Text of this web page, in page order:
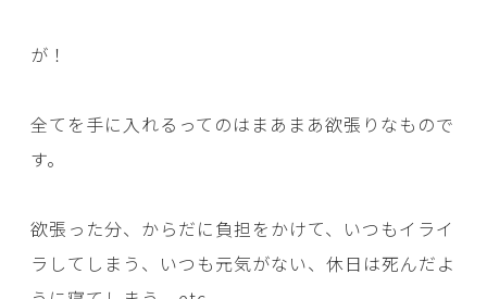
が！
全てを手に入れるってのはまあまあ欲張りなもので
す。
欲張った分、からだに負担をかけて、いつもイライ
ラしてしまう、いつも元気がない、休日は死んだよ